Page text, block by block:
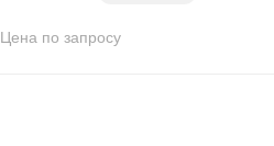
Цена по запросу